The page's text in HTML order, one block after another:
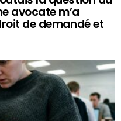
avocate m’a
de demandé et